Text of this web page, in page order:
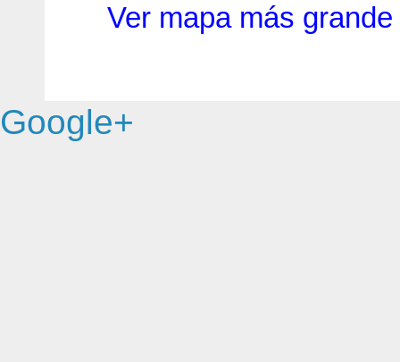
Ver mapa más grande
Google+